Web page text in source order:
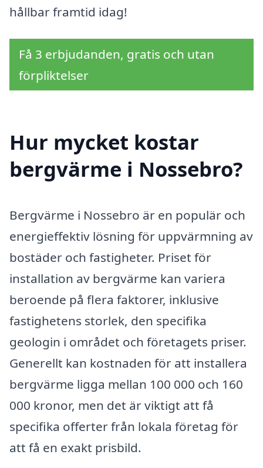
hållbar framtid idag!
Få 3 erbjudanden, gratis och utan
förpliktelser
Hur mycket kostar
bergvärme i Nossebro?
Bergvärme i Nossebro är en populär och
energieffektiv lösning för uppvärmning av
bostäder och fastigheter. Priset för
installation av bergvärme kan variera
beroende på flera faktorer, inklusive
fastighetens storlek, den specifika
geologin i området och företagets priser.
Generellt kan kostnaden för att installera
bergvärme ligga mellan 100 000 och 160
000 kronor, men det är viktigt att få
specifika offerter från lokala företag för
att få en exakt prisbild.